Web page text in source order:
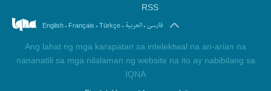
RSS
English. Français . Türkçe. العربیة.فارسی
Ang lahat ng mga karapatan sa intelektwal na ari-arian na
nananatili sa mga nilalaman ng website na ito ay nabibilang sa
IQNA